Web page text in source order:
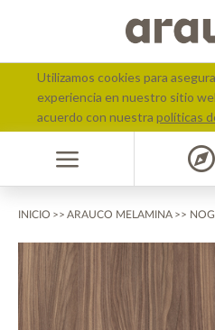
text.skipToContent
text.skipToNavigation
Utilizamos cookies para
experiencia en nuestro sitio
acuerdo con nuestra políticas
INICIO >> ARAUCO MELAMINA >>